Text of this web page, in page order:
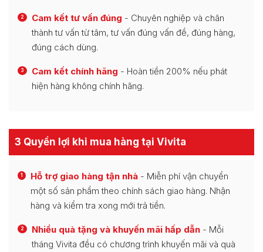
2 Cam kết tư vấn đúng - Chuyên nghiệp và chân
thành tư vấn từ tâm, tư vấn đúng vấn đề, đúng hàng,
đúng cách dùng.
3 Cam kết chính hãng - Hoàn tiền 200% nếu phát
hiện hàng không chính hãng.
3 Quyền lợi khi mua hàng tại Vivita
1 Hỗ trợ giao hàng tận nhà - Miễn phí vận chuyển
một số sản phẩm theo chính sách giao hàng. Nhận
hàng và kiểm tra xong mới trả tiền.
2 Nhiều quà tặng và khuyến mãi hấp dẫn - Mỗi
tháng Vivita đều có chương trình khuyến mãi và quà